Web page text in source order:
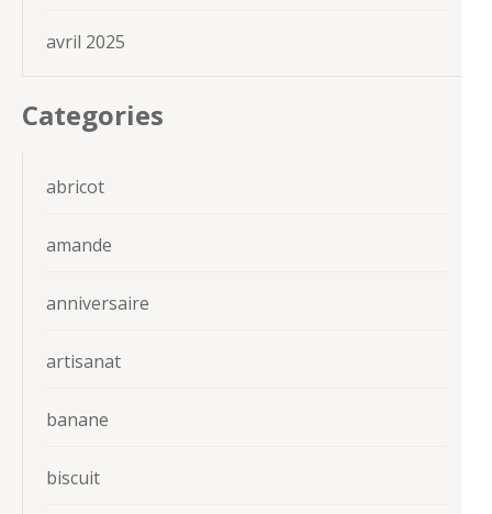
avril 2025
Categories
abricot
amande
anniversaire
artisanat
banane
biscuit